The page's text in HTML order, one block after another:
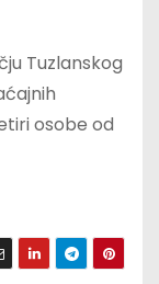
Tuzlanskog
osobe od